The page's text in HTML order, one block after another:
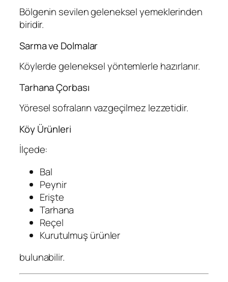
Bölgenin sevilen geleneksel yemeklerinden
biridir.
Sarma ve Dolmalar
Köylerde geleneksel yöntemlerle hazırlanır.
Tarhana Çorbası
Yöresel sofraların vazgeçilmez lezzetidir.
Köy Ürünleri
İlçede:
Bal
Peynir
Erişte
Tarhana
Reçel
Kurutulmuş ürünler
bulunabilir.